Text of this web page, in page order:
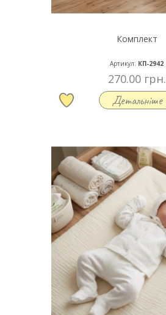
Комплект
Артикул: КП-2942
270.00 грн.
Детальніше